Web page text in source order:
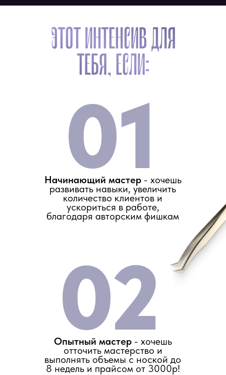
ЭТОТ ИНТЕНСИВ ДЛЯ
ТЕБЯ, ЕСЛИ:
01
Начинающий мастер- хочешь
развивать навыки, увеличить
количество клиентов и
ускориться в работе,
благодаря авторским фишкам
02
Опытный мастер - хочешь
отточить мастерство и
выполнять объемы с ноской до
8 недель и прайсом от 3000р!